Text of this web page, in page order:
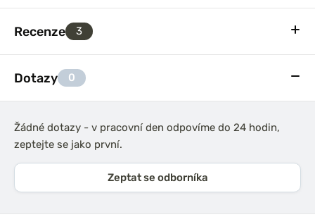
Recenze 3
Dotazy 0
Žádné dotazy - v pracovní den odpovíme do 24 hodin,
zeptejte se jako první.
Zeptat se odborníka